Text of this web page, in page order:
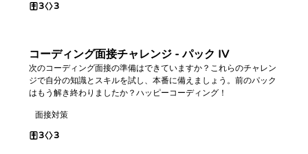
3 3
コーディング面接チャレンジ - パック IV
次のコーディング面接の準備はできていますか？これらのチャレン
ジで自分の知識とスキルを試し、本番に備えましょう。前のパック
はもう解き終わりましたか？ハッピーコーディング！
面接対策
3 3